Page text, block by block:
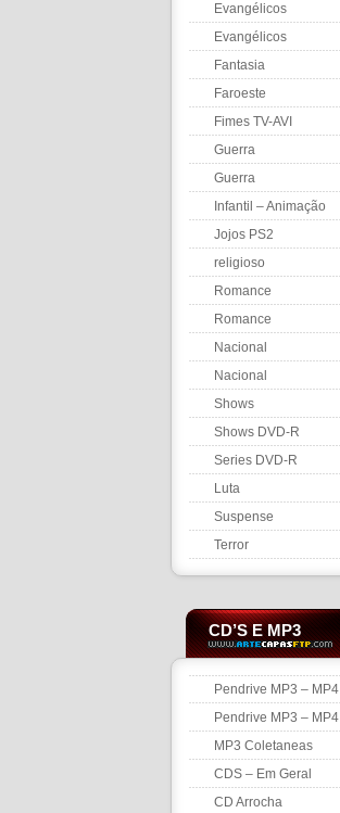
Evangélicos
Evangélicos
Fantasia
Faroeste
Fimes TV-AVI
Guerra
Guerra
Infantil – Animação
Jojos PS2
religioso
Romance
Romance
Nacional
Nacional
Shows
Shows DVD-R
Series DVD-R
Luta
Suspense
Terror
CD’S E MP3
Pendrive MP3 – MP4
Pendrive MP3 – MP4
MP3 Coletaneas
CDS – Em Geral
CD Arrocha